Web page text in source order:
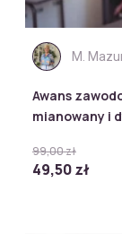
M.
Awans
mianowany i
99,00 zł
49,50 zł